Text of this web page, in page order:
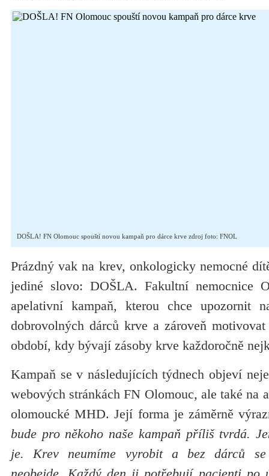
DOŠLA! FN Olomouc spouští novou kampaň pro dárce krve zdroj foto: FNOL
Prázdný vak na krev, onkologicky nemocné
jediné slovo: DOŠLA. Fakultní nemocnice
apelativní kampaň, kterou chce upozornit
dobrovolných dárců krve a zároveň
období, kdy bývají zásoby krve každoročně
Kampaň se v následujících týdnech objeví
webových stránkách FN Olomouc, ale také na
olomoucké MHD. Její forma je záměrně
bude pro někoho naše kampaň příliš tvrdá.
je. Krev neumíme vyrobit a bez dárců se